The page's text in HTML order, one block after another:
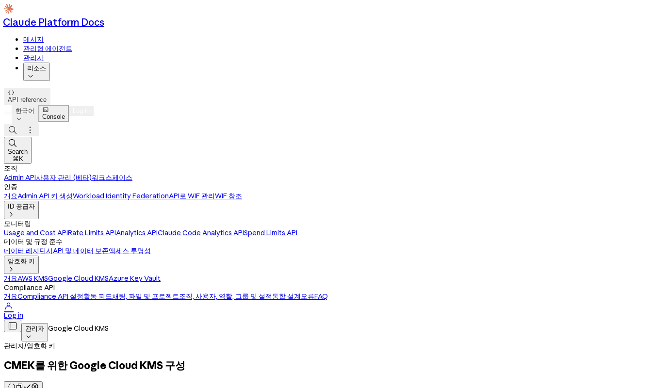
Claude Platform Docs
메시지
관리형 에이전트
관리자
리소스


API reference
한국어


Console



Search
⌘K
조직
Admin API사용자 관리 (베타)워크스페이스
인증
개요Admin API 키 생성Workload Identity FederationAPI로 WIF 관리WIF 참조
ID 공급자

모니터링
Usage and Cost APIRate Limits APIAnalytics APIClaude Code Analytics APISpend Limits API
데이터 및 규정 준수
데이터 레지던시API 및 데이터 보존액세스 투명성
암호화 키

개요AWS KMSGoogle Cloud KMSAzure Key Vault
Compliance API
개요Compliance API 설정활동 피드채팅, 파일 및 프로젝트조직, 사용자, 역할, 그룹 및 설정통합 설계오류FAQ

Log in
 관리자

Google Cloud KMS
관리자/암호화 키
CMEK를 위한 Google Cloud KMS 구성